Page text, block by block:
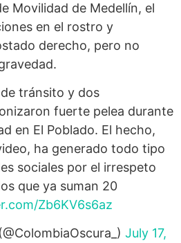
Movilidad de Medellín, el
en el rostro y
derecho, pero no
tránsito y dos
fuerte pelea durante
en El Poblado. El hecho,
ha generado todo tipo
sociales por el irrespeto
que ya suman 20
Zb6KV6s6az
July 17,